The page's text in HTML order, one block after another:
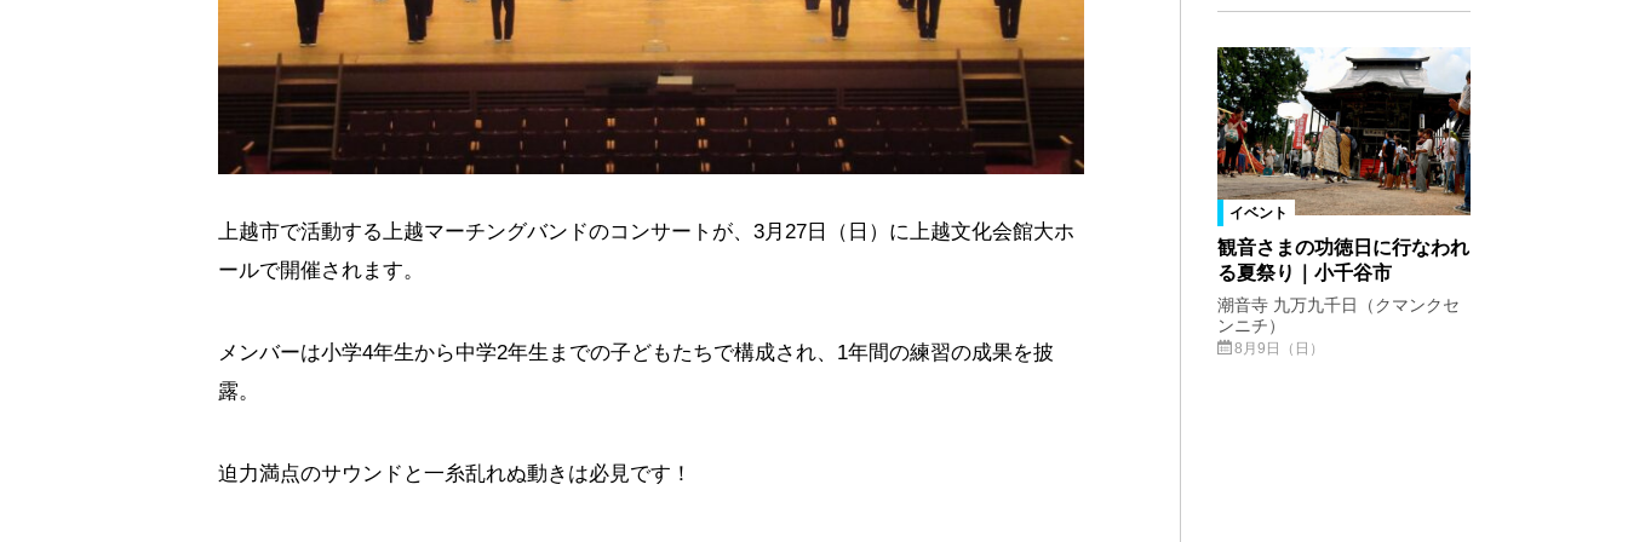
上越市で活動する上越マーチングバンドのコンサートが、3月27日（日）に上越文化会館大ホ
ールで開催されます。
メンバーは小学4年生から中学2年生までの子どもたちで構成され、1年間の練習の成果を披
露。
迫力満点のサウンドと一糸乱れぬ動きは必見です！
イベント
観音さまの功徳日に行なわれ
る夏祭り｜小千谷市
潮音寺 九万九千日（クマンクセ
ンニチ）
8月9日（日）